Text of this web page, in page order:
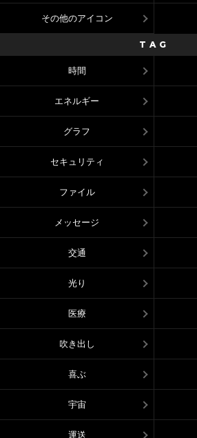
その他のアイコン
TAG
時間
エネルギー
グラフ
セキュリティ
ファイル
メッセージ
交通
光り
医療
吹き出し
喜ぶ
宇宙
運送